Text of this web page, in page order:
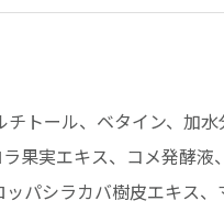
チトール、ベタイン、加
果実エキス、コメ発酵
パシラカバ樹皮エキス